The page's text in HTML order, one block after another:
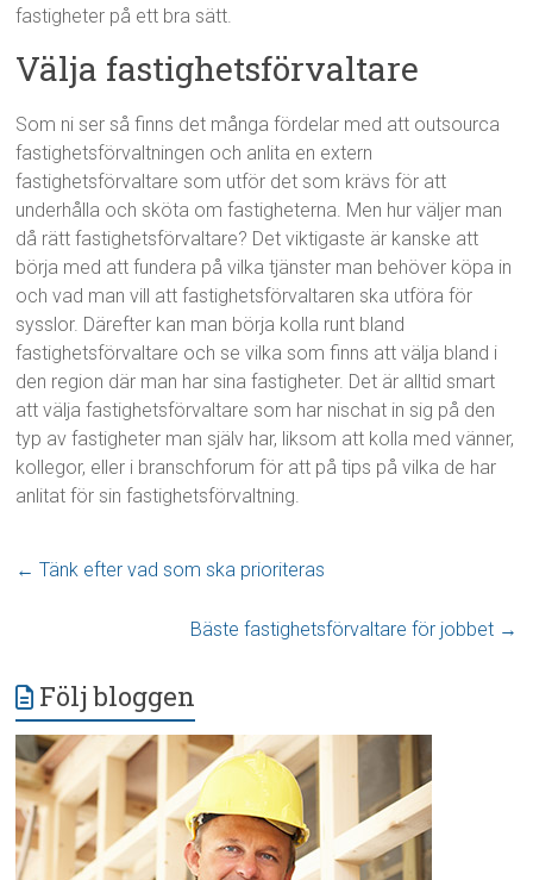
fastigheter på ett bra sätt.
Välja fastighetsförvaltare
Som ni ser så finns det många fördelar med att outsourca
fastighetsförvaltningen och anlita en extern
fastighetsförvaltare som utför det som krävs för att
underhålla och sköta om fastigheterna. Men hur väljer man
då rätt fastighetsförvaltare? Det viktigaste är kanske att
börja med att fundera på vilka tjänster man behöver köpa in
och vad man vill att fastighetsförvaltaren ska utföra för
sysslor. Därefter kan man börja kolla runt bland
fastighetsförvaltare och se vilka som finns att välja bland i
den region där man har sina fastigheter. Det är alltid smart
att välja fastighetsförvaltare som har nischat in sig på den
typ av fastigheter man själv har, liksom att kolla med vänner,
kollegor, eller i branschforum för att på tips på vilka de har
anlitat för sin fastighetsförvaltning.
← Tänk efter vad som ska prioriteras
Bäste fastighetsförvaltare för jobbet →
Följ bloggen